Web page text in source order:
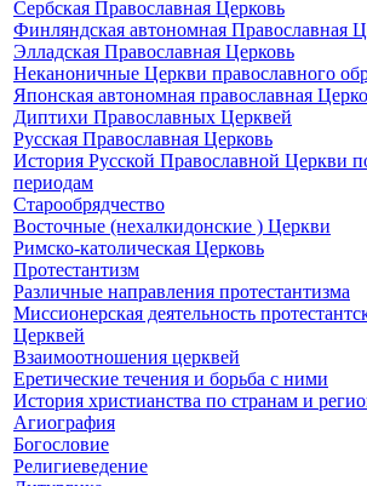
Сербская Православная Церковь
Финляндская автономная Православная
Элладская Православная Церковь
Неканоничные Церкви православного
Японская автономная православная
Диптихи Православных Церквей
Русская Православная Церковь
История Русской Православной Церкви
периодам
Старообрядчество
Восточные (нехалкидонские ) Церкви
Римско-католическая Церковь
Протестантизм
Различные направления протестантизма
Миссионерская деятельность
Церквей
Взаимоотношения церквей
Еретические течения и борьба с ними
История христианства по странам и
Агиография
Богословие
Религиеведение